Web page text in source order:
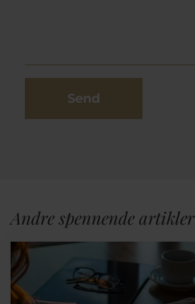
Send
Andre spennende artikler